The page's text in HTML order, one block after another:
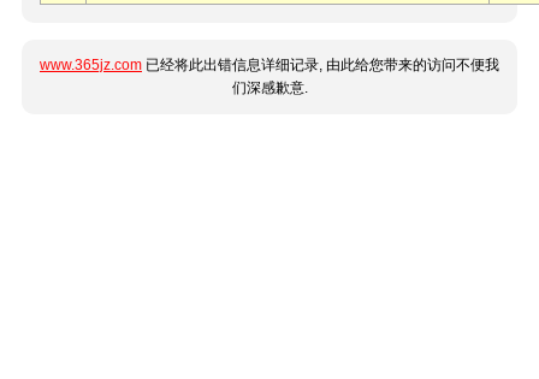
www.365jz.com 已经将此出错信息详细记录, 由此给您带来的访问不便我
们深感歉意.